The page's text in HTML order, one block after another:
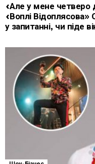
«Але у мене
«Воплі Відоплясова»
у запитанні, чи піде